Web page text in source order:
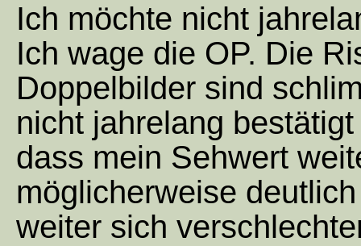
Ich möchte nicht
Ich wage die OP. Die
Doppelbilder sind
nicht jahrelang
dass mein Sehwert
möglicherweise
weiter sich